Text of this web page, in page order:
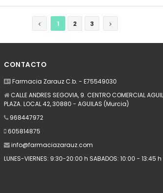
1
2 3
CONTACTO
Farmacia Zarauz C.b. - E75549030
CALLE ANDRES SEGOVIA, 9. CENTRO COMERCIAL
PLAZA. LOCAL 42, 30880 - AGUILAS (Murcia)
968447972
605814875
info@farmaciazarauz.com
LUNES-VIERNES: 9:30-20:00 h SABADOS: 10:00 - 13:45 h